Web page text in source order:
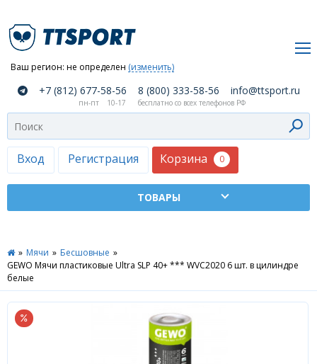
Ваш регион: не определен (изменить)
Вход Регистрация Корзина 0
компании
Как
сделать
заказ
Оплата
доставка
Москва
Дилеры
Контакты
+7 (812) 677-58-56 8 (800) 333-58-56 info@ttsport.ru
пн-пт 10-17 бесплатно со всех телефонов РФ
» Мячи » Бесшовные »
GEWO Мячи пластиковые Ultra SLP 40+ *** WVC2020 6 шт. в цилиндре
белые